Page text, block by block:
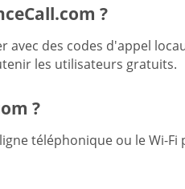
?
des codes d'appel
les utilisateurs gratuits.
?
téléphonique ou le Wi-